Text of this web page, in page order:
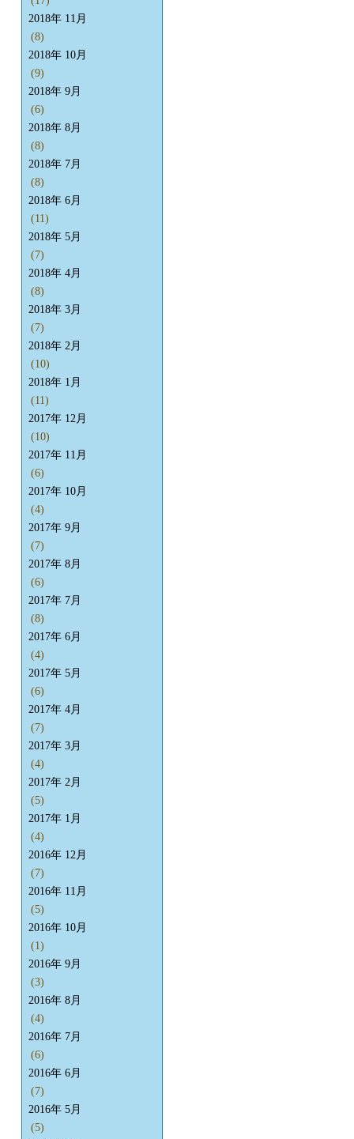
2018年 11月
(8)
2018年 10月
(9)
2018年 9月
(6)
2018年 8月
(8)
2018年 7月
(8)
2018年 6月
(11)
2018年 5月
(7)
2018年 4月
(8)
2018年 3月
(7)
2018年 2月
(10)
2018年 1月
(11)
2017年 12月
(10)
2017年 11月
(6)
2017年 10月
(4)
2017年 9月
(7)
2017年 8月
(6)
2017年 7月
(8)
2017年 6月
(4)
2017年 5月
(6)
2017年 4月
(7)
2017年 3月
(4)
2017年 2月
(5)
2017年 1月
(4)
2016年 12月
(7)
2016年 11月
(5)
2016年 10月
(1)
2016年 9月
(3)
2016年 8月
(4)
2016年 7月
(6)
2016年 6月
(7)
2016年 5月
(5)